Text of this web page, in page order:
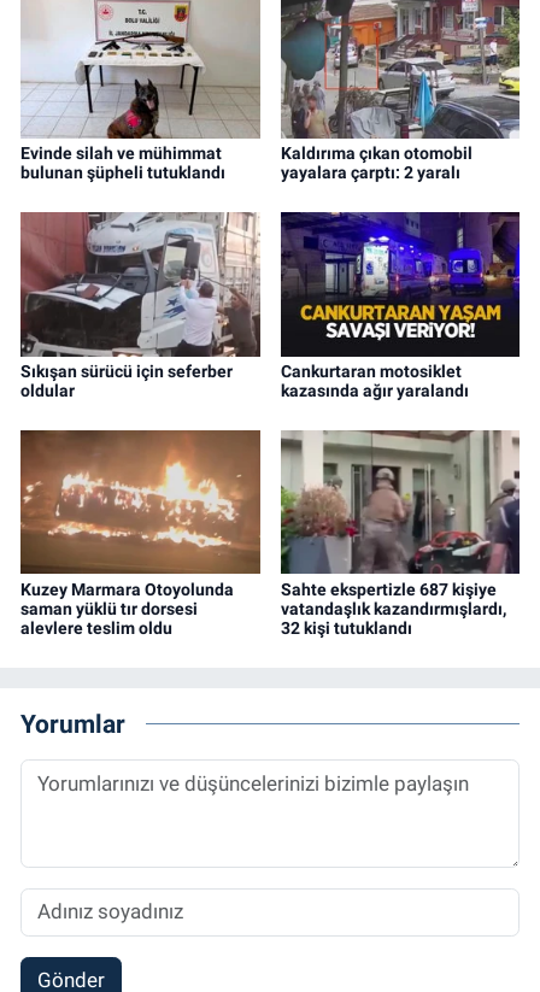
Evinde silah ve mühimmat
bulunan şüpheli tutuklandı
Kaldırıma çıkan otomobil
yayalara çarptı: 2 yaralı
Sıkışan sürücü için seferber
oldular
Cankurtaran motosiklet
kazasında ağır yaralandı
Kuzey Marmara Otoyolunda
saman yüklü tır dorsesi
alevlere teslim oldu
Sahte ekspertizle 687 kişiye
vatandaşlık kazandırmışlardı,
32 kişi tutuklandı
Yorumlar
Gönder